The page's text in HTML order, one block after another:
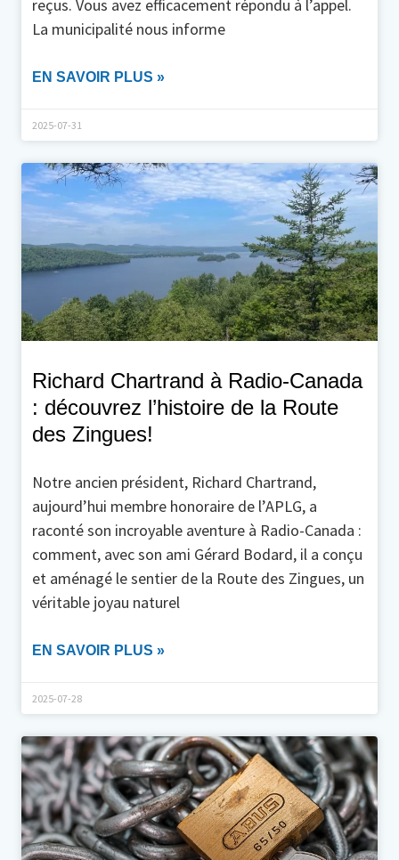
reçus. Vous avez efficacement répondu à l’appel.
La municipalité nous informe
EN SAVOIR PLUS »
2025-07-31
Richard Chartrand à Radio-Canada
: découvrez l’histoire de la Route
des Zingues!
Notre ancien président, Richard Chartrand,
aujourd’hui membre honoraire de l’APLG, a
raconté son incroyable aventure à Radio-Canada :
comment, avec son ami Gérard Bodard, il a conçu
et aménagé le sentier de la Route des Zingues, un
véritable joyau naturel
EN SAVOIR PLUS »
2025-07-28